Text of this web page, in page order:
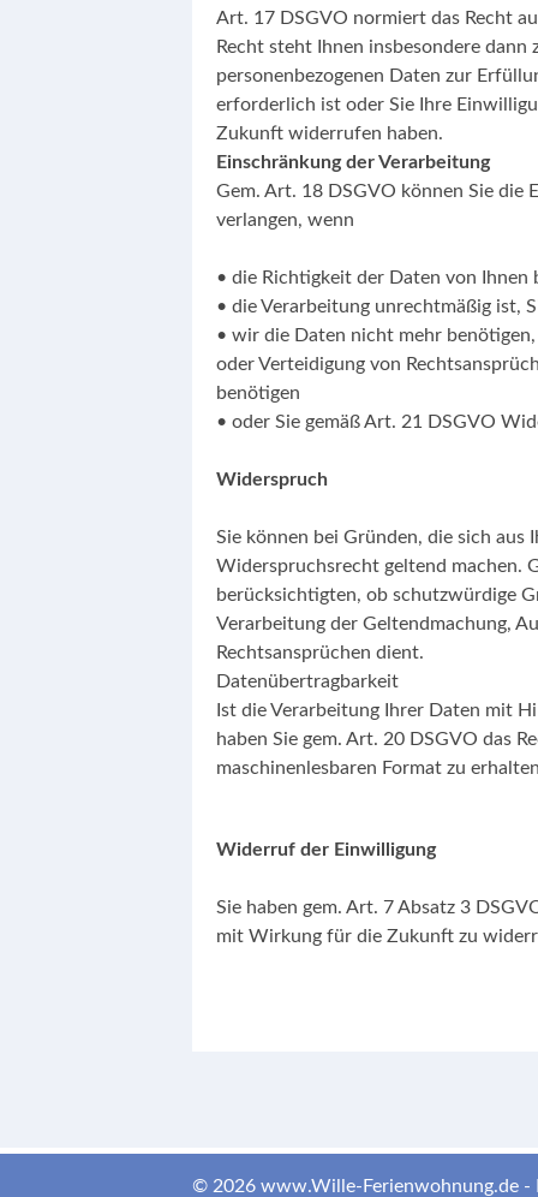
Art. 17 DSGVO normiert das Recht
Recht steht Ihnen insbesondere dann
personenbezogenen Daten zur
erforderlich ist oder Sie Ihre
Zukunft widerrufen haben.
Einschränkung der Verarbeitung
Gem. Art. 18 DSGVO können Sie die
verlangen, wenn
• die Richtigkeit der Daten von
• die Verarbeitung unrechtmäßig ist,
• wir die Daten nicht mehr
oder Verteidigung von
benötigen
• oder Sie gemäß Art. 21 DSGVO
Widerspruch
Sie können bei Gründen, die sich aus
Widerspruchsrecht geltend machen.
berücksichtigten, ob schutzwürdige
Verarbeitung der Geltendmachung,
Rechtsansprüchen dient.
Datenübertragbarkeit
Ist die Verarbeitung Ihrer Daten mit
haben Sie gem. Art. 20 DSGVO das
maschinenlesbaren Format zu
Widerruf der Einwilligung
Sie haben gem. Art. 7 Absatz 3
mit Wirkung für die Zukunft zu
© 2026 www.Wille-Ferienwohnung.de -